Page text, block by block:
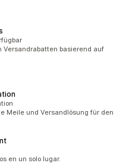
Versandrabatten basierend auf
Meile und Versandlösung für den
en un solo lugar.